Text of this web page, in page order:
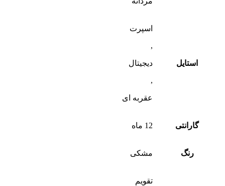
استایل
اسپرت
,
دیجیتال
,
عقربه ای
گارانتی 12 ماه
رنگ مشکی
تقویم